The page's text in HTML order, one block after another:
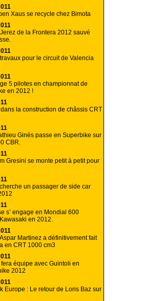
Xaus se recycle chez Bimota
de la Frontera 2012 sauvé
pour le circuit de Valencia
5 pilotes en championnat de
en 2012 !
la construction de châssis CRT
Ginès passe en Superbike sur
CBR.
Gresini se monte petit à petit pour
un passager de side car
s’ engage en Mondial 600
en 2012.
Martinez a définitivement fait
en CRT 1000 cm3
équipe avec Guintoli en
2012
Europe : Le retour de Loris Baz sur